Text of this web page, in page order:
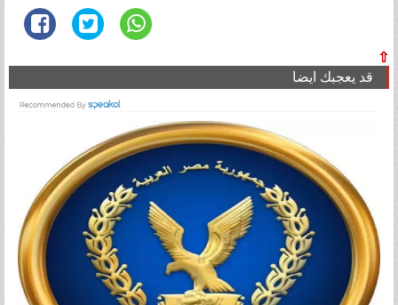
⇧
قد يعجبك ايضا